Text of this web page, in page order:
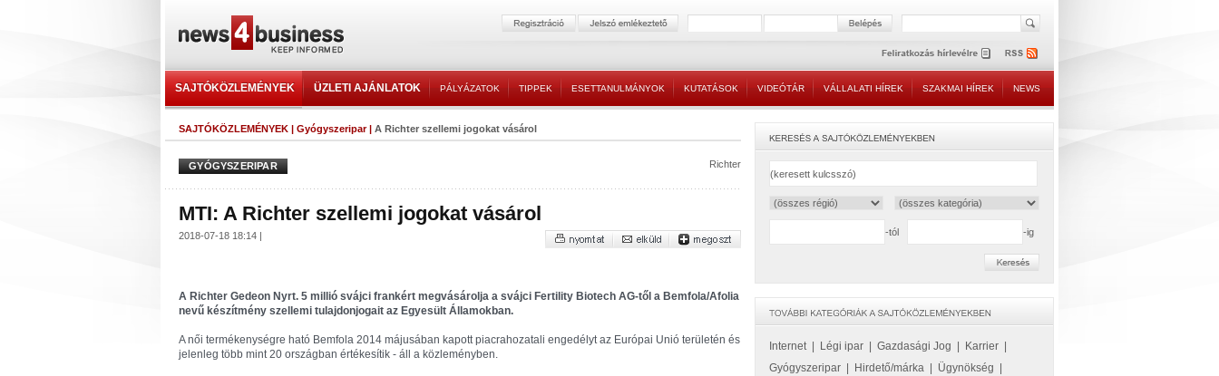
SAJTÓKÖZLEMÉNYEK ÜZLETI AJÁNLATOK PÁLYÁZATOK TIPPEK ESETTANULMÁNYOK KUTATÁSOK VIDEÓTÁR VÁLLALATI HÍREK SZAKMAI HÍREK NEWS
SAJTÓKÖZLEMÉNYEK | Gyógyszeripar| A Richter szellemi jogokat vásárol
GYÓGYSZERIPAR Richter
MTI: A Richter szellemi jogokat vásárol
2018-07-18 18:14 |
A Richter Gedeon Nyrt. 5 millió svájci frankért megvásárolja a svájci Fertility Biotech AG-től a Bemfola/Afolia
nevű készítmény szellemi tulajdonjogait az Egyesült Államokban.
A női termékenységre ható Bemfola 2014 májusában kapott piacrahozatali engedélyt az Európai Unió területén és
jelenleg több mint 20 országban értékesítik - áll a közleményben.
-tól -ig
Internet| Légi ipar Gazdasági Jog Karrier
Gyógyszeripar
Hirdető/márka Ügynökség